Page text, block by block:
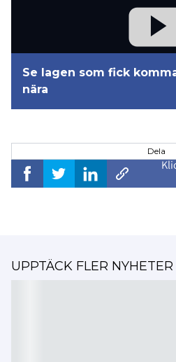
Se lagen som fick
nära
Dela
UPPTÄCK FLER NYHETER